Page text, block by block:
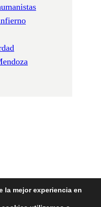
la mejor experiencia en